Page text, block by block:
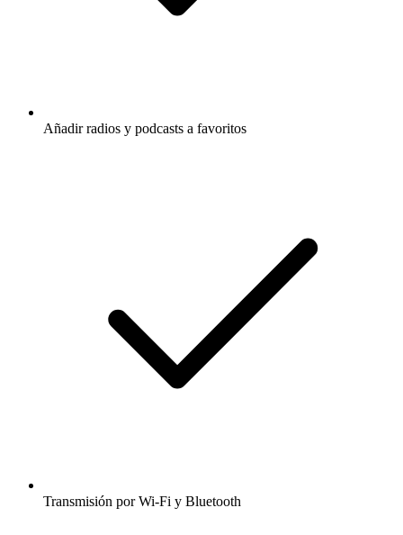
Añadir radios y podcasts a favoritos
Transmisión por Wi-Fi y Bluetooth